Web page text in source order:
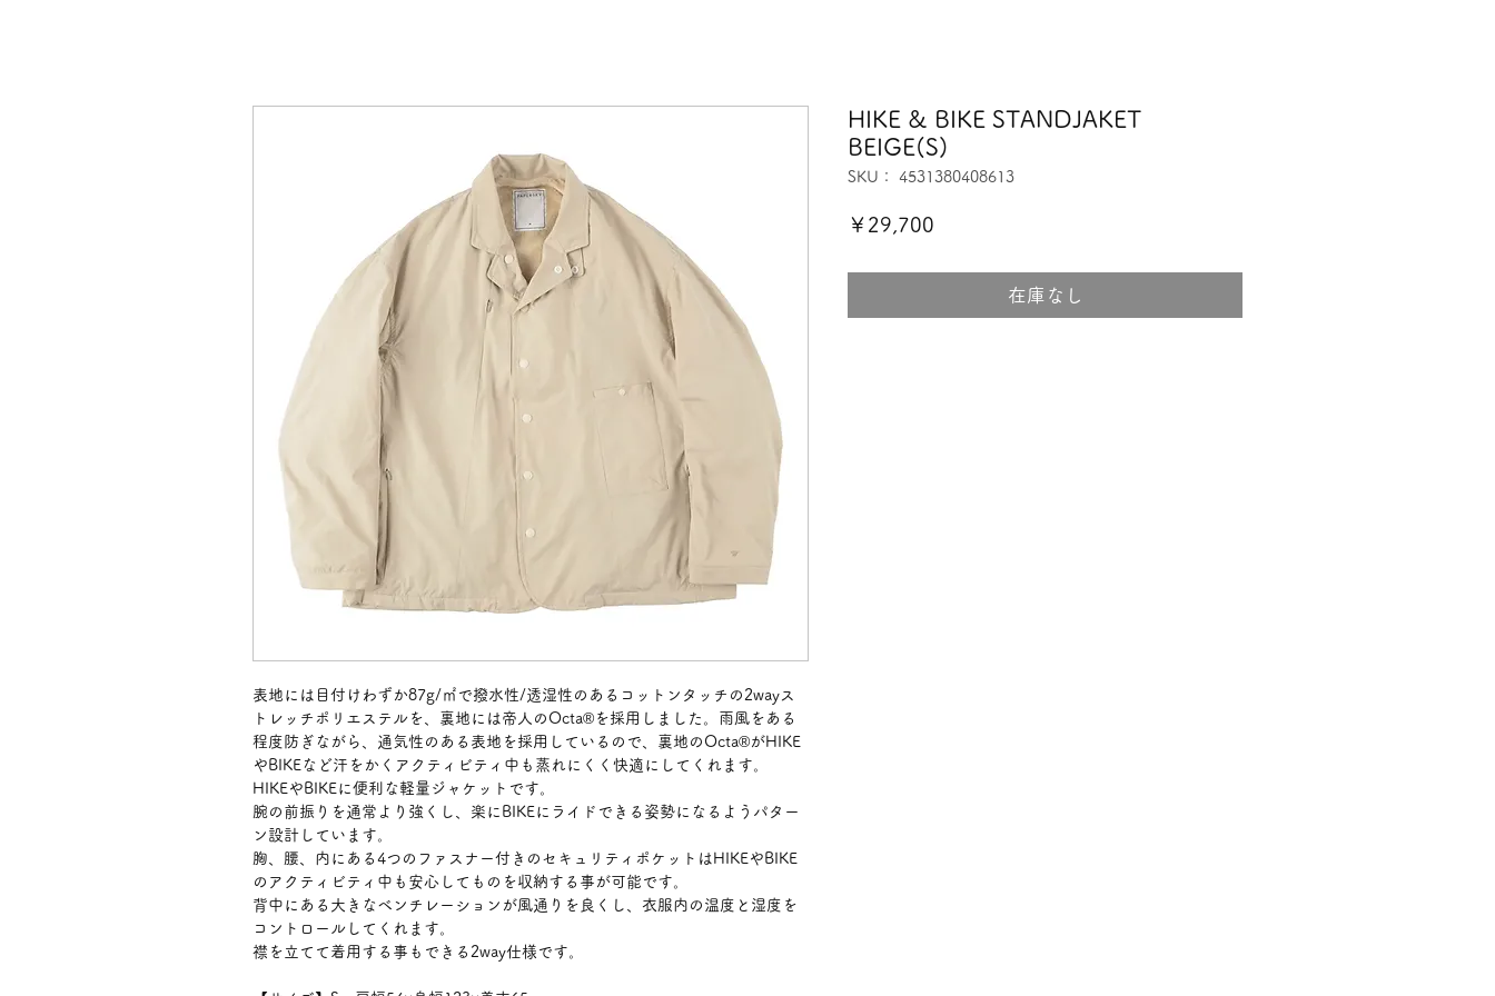
表地には目付けわずか87g/㎡で撥水性/透湿性のあるコットンタッチの2wayス
トレッチポリエステルを、裏地には帝人のOcta®を採用しました。雨風をある
程度防ぎながら、通気性のある表地を採用しているので、裏地のOcta®がHIKE
やBIKEなど汗をかくアクティビティ中も蒸れにくく快適にしてくれます。
HIKEやBIKEに便利な軽量ジャケットです。
腕の前振りを通常より強くし、楽にBIKEにライドできる姿勢になるようパター
ン設計しています。
胸、腰、内にある4つのファスナー付きのセキュリティポケットはHIKEやBIKE
のアクティビティ中も安心してものを収納する事が可能です。
背中にある大きなベンチレーションが風通りを良くし、衣服内の温度と湿度を
コントロールしてくれます。
襟を立てて着用する事もできる2way仕様です。
HIKE & BIKE STANDJAKET
BEIGE(S)
SKU： 4531380408613
￥29,700
在庫なし